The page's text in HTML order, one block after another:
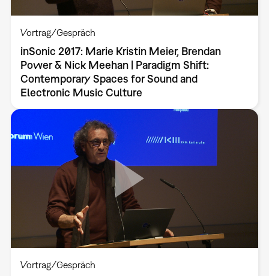
Vortrag/Gespräch
inSonic 2017: Marie Kristin Meier, Brendan
Power & Nick Meehan | Paradigm Shift:
Contemporary Spaces for Sound and
Electronic Music Culture
Vortrag/Gespräch